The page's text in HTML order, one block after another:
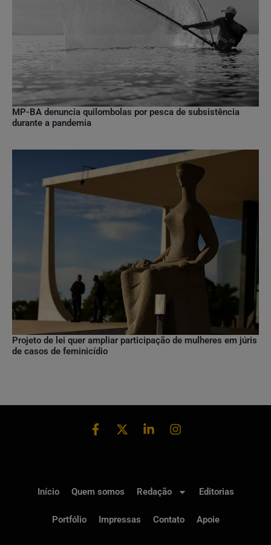
MP-BA denuncia quilombolas por pesca de subsistência
durante a pandemia
Projeto de lei quer ampliar participação de mulheres em júris
de casos de feminicídio
Início Quem somos Redação Editorias
Portfólio Impressas Contato Apoie